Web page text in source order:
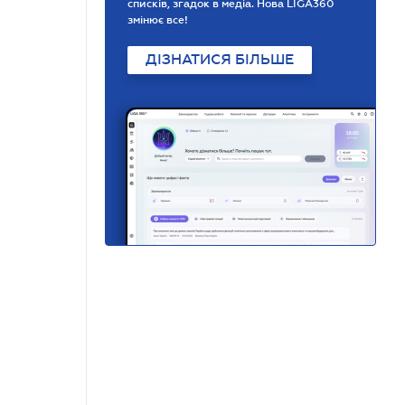
списків, згадок в медіа. Нова LIGA360
змінює все!
ДІЗНАТИСЯ БІЛЬШЕ